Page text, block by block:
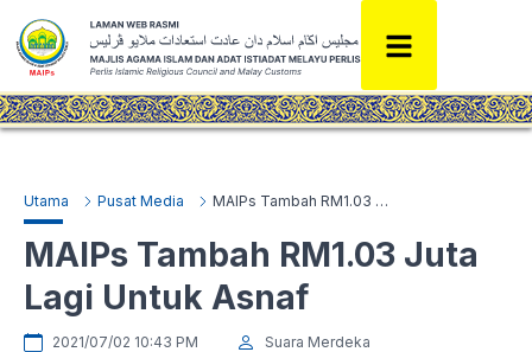
Utama Pusat Media MAIPs Tambah RM1.03 Juta Lagi Untuk Asnaf
MAIPs Tambah RM1.03 Juta
Lagi Untuk Asnaf
2021/07/02 10:43 PM Suara Merdeka